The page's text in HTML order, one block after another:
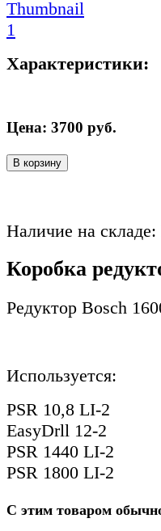
Характеристики:
Цена: 3700 руб.
В корзину
Наличие на складе:
Коробка
Редуктор Bosch
Используется:
PSR 10,8 LI-2
EasyDrll 12-2
PSR 1440 LI-2
PSR 1800 LI-2
С этим товаром